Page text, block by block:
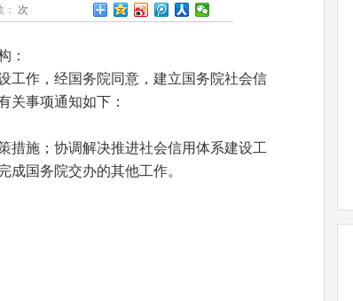
次
：
作，经国务院同意，建立国务院社会信
关事项通知如下：
施；协调解决推进社会信用体系建设工
国务院交办的其他工作。